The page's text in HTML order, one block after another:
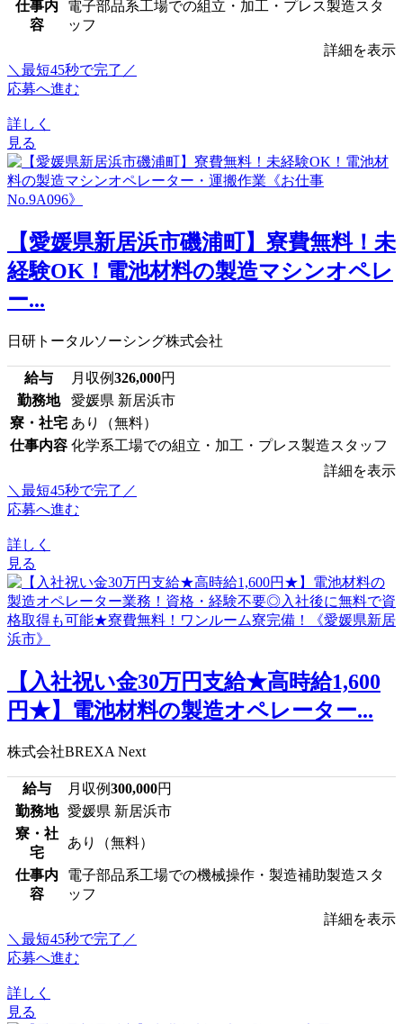
仕事内
容
電子部品系工場での組立・加工・プレス製造スタ
ッフ
詳細を表示
＼最短45秒で完了／
応募へ進む
詳しく
見る
【愛媛県新居浜市磯浦町】寮費無料！未
経験OK！電池材料の製造マシンオペレ
ー...
日研トータルソーシング株式会社
給与 月収例326,000円
勤務地
愛媛県 新居浜市
寮・社宅 あり（無料）
仕事内容 化学系工場での組立・加工・プレス製造スタッフ
詳細を表示
＼最短45秒で完了／
応募へ進む
詳しく
見る
【入社祝い金30万円支給★高時給1,600
円★】電池材料の製造オペレーター...
株式会社BREXA Next
給与 月収例300,000円
勤務地 愛媛県 新居浜市
寮・社
宅
あり（無料）
仕事内
容
電子部品系工場での機械操作・製造補助製造スタ
ッフ
詳細を表示
＼最短45秒で完了／
応募へ進む
詳しく
見る